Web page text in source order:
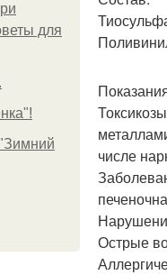
для
числе
Острые